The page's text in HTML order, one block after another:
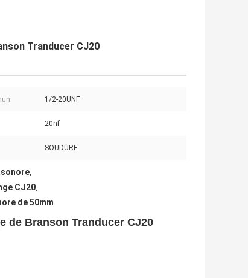
Tranducer CJ20
1/2-20UNF
20nf
SOUDURE
,
CJ20,
de 50mm
de Branson Tranducer CJ20